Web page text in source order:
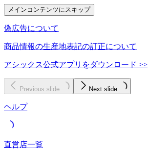
メインコンテンツにスキップ
偽広告について
商品情報の生産地表記の訂正について
アシックス公式アプリをダウンロード >>
Previous slide Next slide
ヘルプ
直営店一覧